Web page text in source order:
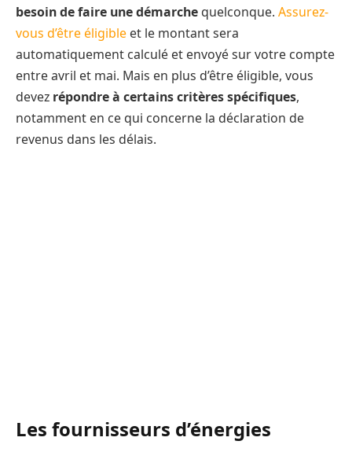
besoin de faire une démarche quelconque. Assurez-
vous d’être éligible et le montant sera
automatiquement calculé et envoyé sur votre compte
entre avril et mai. Mais en plus d’être éligible, vous
devez répondre à certains critères spécifiques,
notamment en ce qui concerne la déclaration de
revenus dans les délais.
Les fournisseurs d’énergies